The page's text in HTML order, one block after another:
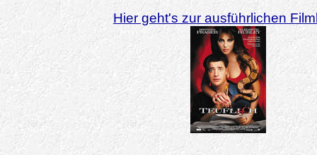
Hier geht's zur ausführlichen